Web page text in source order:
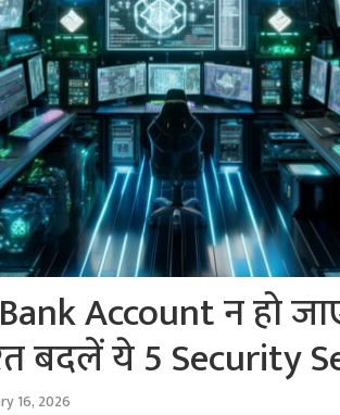
Account न हो
बदलें ये 5 Security
16, 2026